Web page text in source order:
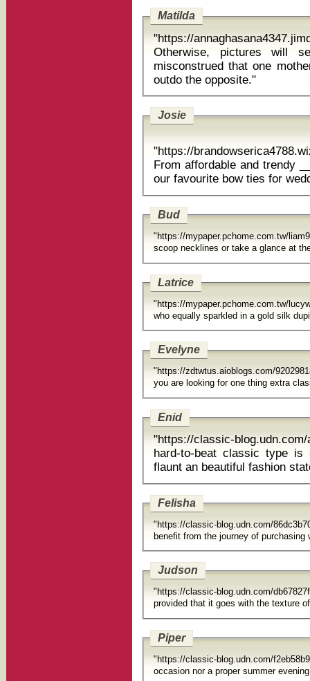
Matilda
"https://
Otherwise, pictures will
misconstrued that one mother is making an attempt to
outdo the opposite."
Josie
"https://
From affordable and trendy
our favourite
Bud
"https://mypaper.pchome.com.tw/
scoop necklines or take a glance at
Latrice
"https://mypaper.pchome.com.tw/
who equally
Evelyne
"https://zdtwtus.aioblogs.com/
you are looking for one thing extra
Enid
"https://classic-
hard-to-beat classic type
flaunt an beautiful fashion
Felisha
"https://classic-blog.udn.com/
benefit from the journey of
Judson
"https://classic-blog.udn.com/
provided that it goes
Piper
"https://classic-blog.udn.com/